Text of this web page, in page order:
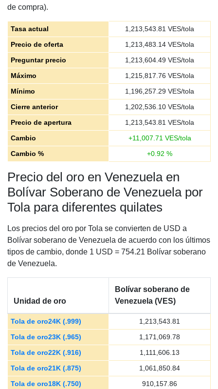
de compra).
Tasa actual 1,213,543.81 VES/tola
Precio de oferta
1,213,483.14 VES/tola
Preguntar precio
1,213,604.49 VES/tola
Máximo
1,215,817.76 VES/tola
Mínimo
1,196,257.29 VES/tola
Cierre anterior
1,202,536.10 VES/tola
Precio de apertura
1,213,543.81 VES/tola
Cambio
+11,007.71 VES/tola
Cambio %
+0.92 %
Precio del oro en Venezuela en
Bolívar Soberano de Venezuela por
Tola para diferentes quilates
Los precios del oro por Tola se convierten de USD a
Bolívar soberano de Venezuela de acuerdo con los últimos
tipos de cambio, donde 1 USD = 754.21 Bolívar soberano
de Venezuela.
Unidad de oro
Bolívar soberano de
Venezuela (VES)
Tola de oro24K (.999)
1,213,543.81
Tola de oro23K (.965)
1,171,069.78
Tola de oro22K (.916)
1,111,606.13
Tola de oro21K (.875)
1,061,850.84
Tola de oro18K (.750)
910,157.86